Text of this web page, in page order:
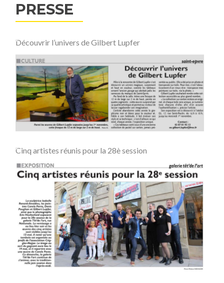
PRESSE
Découvrir l’univers de Gilbert Lupfer
Cinq artistes réunis pour la 28è session